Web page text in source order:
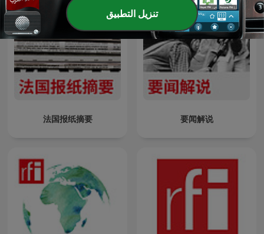
要闻解说
法国报纸摘要
تنزيل التطبيق